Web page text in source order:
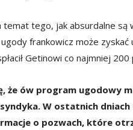
temat tego, jak absurdalne
frankowicz może
Getinowi co najmniej
że ów program ugodowy
W ostatnich
o pozwach, które